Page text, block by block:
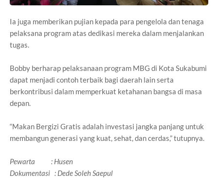
Ia juga memberikan pujian kepada para pengelola dan tenaga
pelaksana program atas dedikasi mereka dalam menjalankan
tugas.
Bobby berharap pelaksanaan program MBG di Kota Sukabumi
dapat menjadi contoh terbaik bagi daerah lain serta
berkontribusi dalam memperkuat ketahanan bangsa di masa
depan.
“Makan Bergizi Gratis adalah investasi jangka panjang untuk
membangun generasi yang kuat, sehat, dan cerdas,” tutupnya.
Pewarta : Husen
Dokumentasi : Dede Soleh Saepul